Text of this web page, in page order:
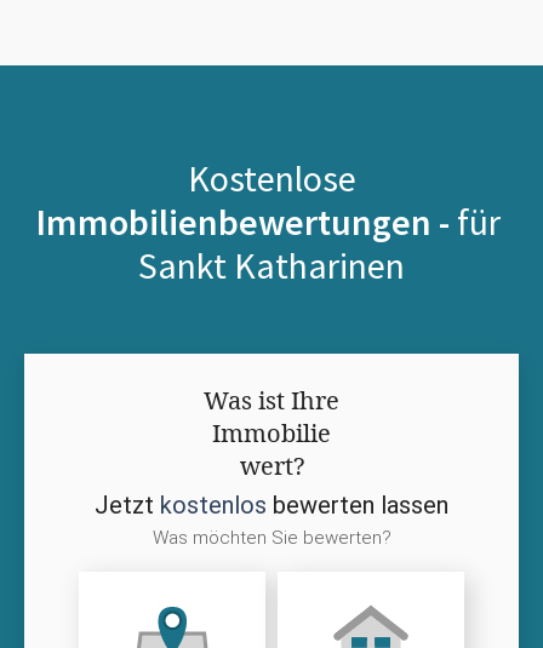
Kostenlose
Immobilienbewertungen - für
Sankt Katharinen
Was ist Ihre
Immobilie
wert?
Jetzt kostenlos bewerten lassen
Was möchten Sie bewerten?